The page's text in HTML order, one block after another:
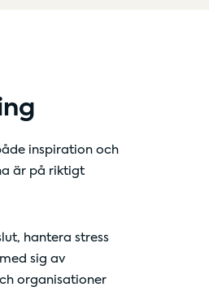
inspiration och
är på riktigt
hantera stress
sig av
organisationer